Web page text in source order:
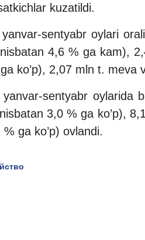
kuzatildi.
sentyabr oylari
4,6 % ga kam),
ko’p), 2,07 mln t. meva
sentyabr oylarida
3,0 % ga ko’p),
ga ko’p) ovlandi.